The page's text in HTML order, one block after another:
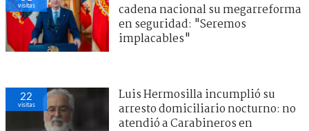
visitas
cadena nacional su megarreforma
en seguridad: "Seremos
implacables"
22
visitas
Luis Hermosilla incumplió su
arresto domiciliario nocturno: no
atendió a Carabineros en